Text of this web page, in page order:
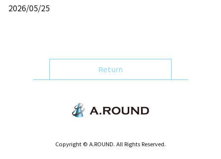
2026/05/25
Return
Copyright © A.ROUND. All Rights Reserved.